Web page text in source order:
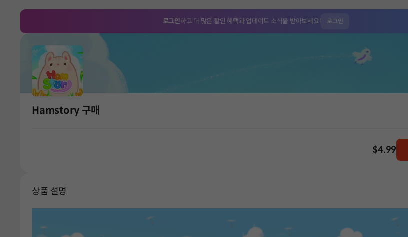
로그인하고 더 많은 할인 혜택과 업데이트 소식을 받아보세요! 로그인
Hamstory 구매
$4.99
상품 설명